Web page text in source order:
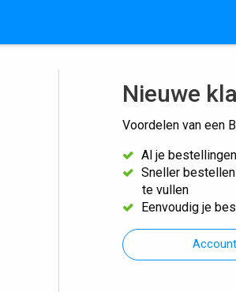
Nieuwe
Voordelen van een
Al je
Sneller
te vullen
Eenvoudig je